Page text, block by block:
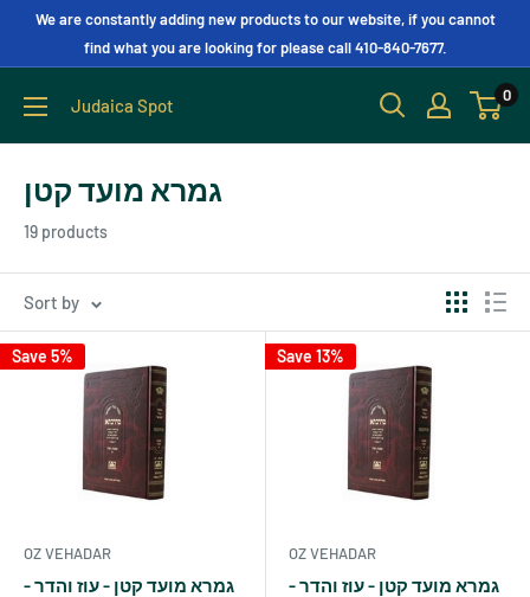
We are constantly adding new products to our website, if you cannot
find what you are looking for please call 410-840-7677.
Judaica Spot 0
גמרא מועד קטן
19 products
Sort by
Save 5%
OZ VEHADAR
גמרא מועד קטן - עוז והדר -
Save 13%
OZ VEHADAR
גמרא מועד קטן - עוז והדר -